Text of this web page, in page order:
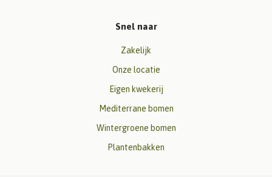
Snel naar
Zakelijk
Onze locatie
Eigen kwekerij
Mediterrane bomen
Wintergroene bomen
Plantenbakken